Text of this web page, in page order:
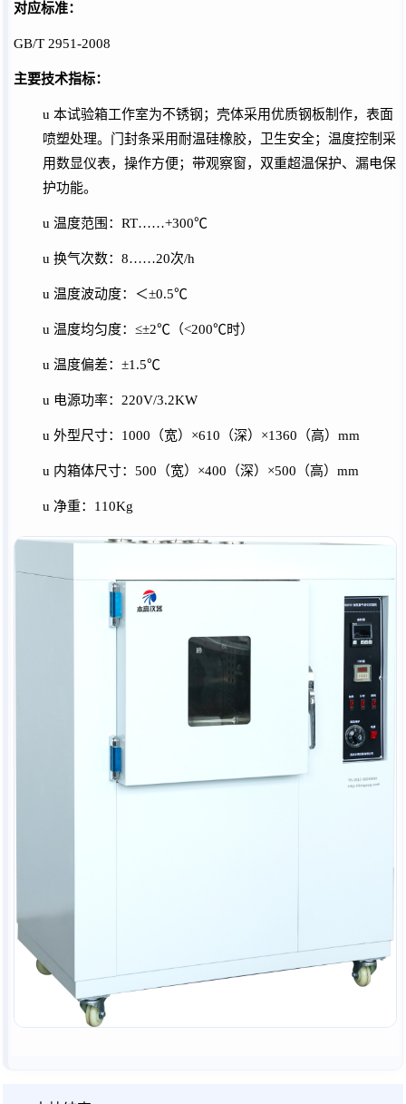
对应标准：
GB/T 2951-2008
主要技术指标：
u 本试验箱工作室为不锈钢；壳体采用优质钢板制作，表面
喷塑处理。门封条采用耐温硅橡胶，卫生安全；温度控制采
用数显仪表，操作方便；带观察窗，双重超温保护、漏电保
护功能。
u 温度范围： RT……+300℃
u 换气次数： 8……20次/h
u 温度波动度：＜±0.5℃
u 温度均匀度： ≤±2℃（<200℃时）
u 温度偏差： ±1.5℃
u 电源功率： 220V/3.2KW
u 外型尺寸： 1000 （宽） ×610 （深） ×1360 （高） mm
u 内箱体尺寸： 500（宽）×400（深）×500（高）mm
u 净重： 110Kg